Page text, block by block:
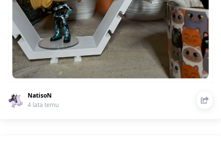
NatisoN
4 lata temu